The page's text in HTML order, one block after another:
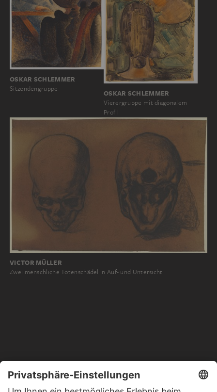
OSKAR SCHLEMMER
Sitzendengruppe
OSKAR SCHLEMMER
Vierergruppe mit diagonalem
Profil
VICTOR MÜLLER
Zwei menschliche Totenschädel in Auf- und Untersicht